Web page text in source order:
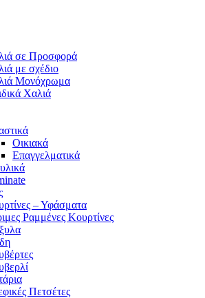
σε Προσφορά
με σχέδιο
Μονόχρωμα
Χαλιά
Οικιακά
Επαγγελματικά
– Υφάσματα
Ραμμένες Κουρτίνες
Πετσέτες